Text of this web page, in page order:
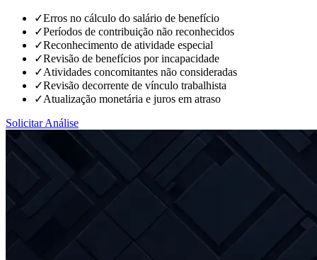
✓Erros no cálculo do salário de benefício
✓Períodos de contribuição não reconhecidos
✓Reconhecimento de atividade especial
✓Revisão de benefícios por incapacidade
✓Atividades concomitantes não consideradas
✓Revisão decorrente de vínculo trabalhista
✓Atualização monetária e juros em atraso
Solicitar Análise